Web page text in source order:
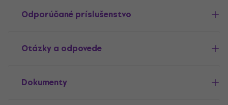
Odporúčané príslušenstvo
Otázky a odpovede
Dokumenty